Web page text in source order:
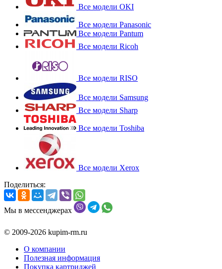
Все модели OKI
Все модели Panasonic
Все модели Pantum
Все модели Ricoh
Все модели RISO
Все модели Samsung
Все модели Sharp
Все модели Toshiba
Все модели Xerox
Поделиться:
Мы в мессенджерах
© 2009-2026 kupim-rm.ru
О компании
Полезная информация
Покупка картриджей